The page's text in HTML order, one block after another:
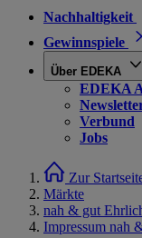
Nachhaltigkeit
Gewinnspiele
Über EDEKA
EDEKA
Verbund
Jobs
Zur
Märkte
nah & gut
Impressum nah